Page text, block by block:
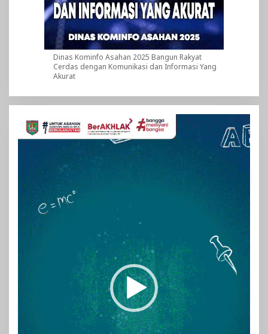
Dinas Kominfo Asahan 2025 Bangun Rakyat
Cerdas dengan Komunikasi dan Informasi Yang
Akurat
Pemutar
Video